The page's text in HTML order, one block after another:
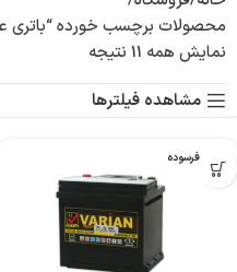
محصولات برچسب خورده “باتری
نمایش همه 11 نتیجه
مشاهده فیلترها
بدون فرسوده